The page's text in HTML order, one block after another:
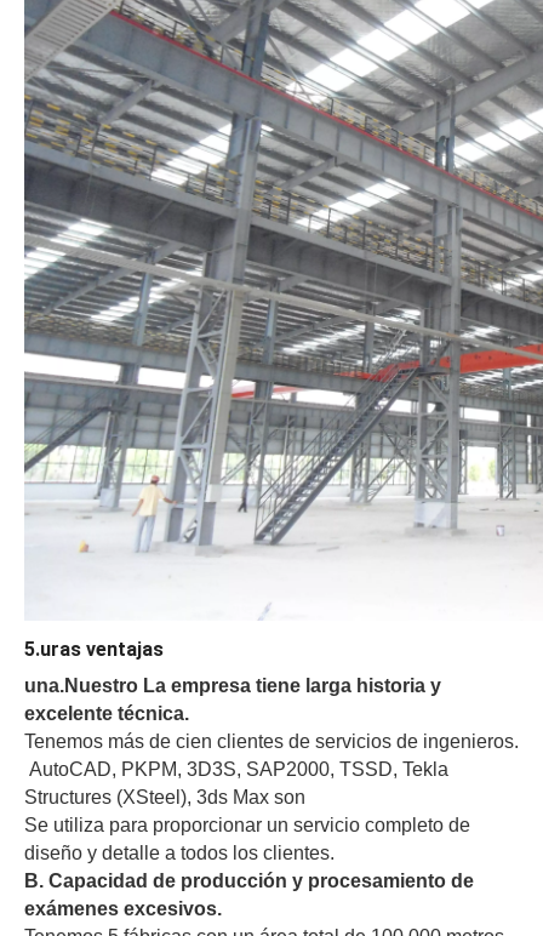
5.uras ventajas
una.Nuestro La empresa tiene larga historia y
excelente técnica.
Tenemos más de cien clientes de servicios de ingenieros.
AutoCAD, PKPM, 3D3S, SAP2000, TSSD, Tekla
Structures (XSteel), 3ds Max son
Se utiliza para proporcionar un servicio completo de
diseño y detalle a todos los clientes.
B. Capacidad de producción y procesamiento de
exámenes excesivos.